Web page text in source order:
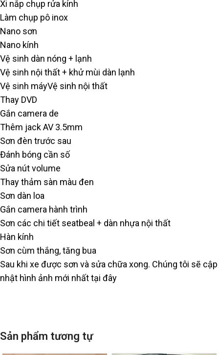
Xi nắp chụp rửa kính
Làm chụp pô inox
Nano sơn
Nano kính
Vệ sinh dàn nóng + lạnh
Vệ sinh nội thất + khử mùi dàn lạnh
Vệ sinh máyVệ sinh nội thất
Thay DVD
Gắn camera de
Thêm jack AV 3.5mm
Sơn đèn trước sau
Đánh bóng cần số
Sửa nút volume
Thay thảm sàn màu đen
Sơn dàn loa
Gắn camera hành trình
Sơn các chi tiết seatbeal + dàn nhựa nội thất
Hàn kính
Sơn cùm thắng, tăng bua
Sau khi xe được sơn và sửa chữa xong. Chúng tôi sẽ cập
nhật hình ảnh mới nhất tại đây
Sản phẩm tương tự